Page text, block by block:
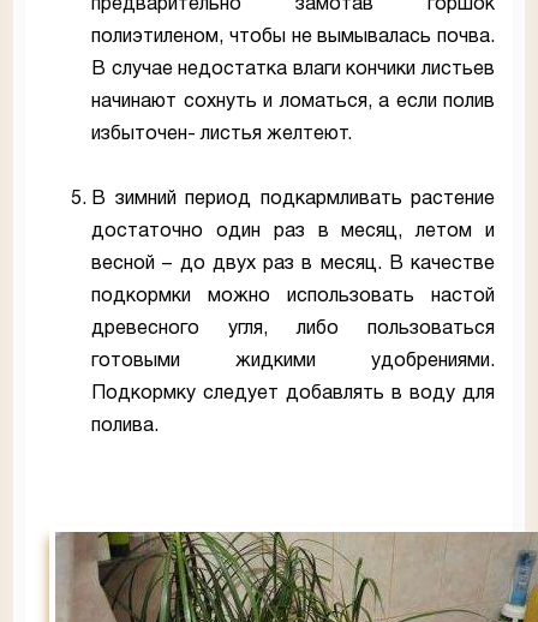
предварительно замотав горшок
полиэтиленом, чтобы не вымывалась почва.
В случае недостатка влаги кончики листьев
начинают сохнуть и ломаться, а если полив
избыточен- листья желтеют.
В зимний период подкармливать растение
достаточно один раз в месяц, летом и
весной – до двух раз в месяц. В качестве
подкормки можно использовать настой
древесного угля, либо пользоваться
готовыми жидкими удобрениями.
Подкормку следует добавлять в воду для
полива.